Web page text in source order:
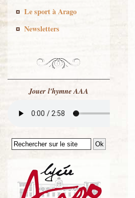
Le sport à Arago
Newsletters
Jouer l'hymne AAA